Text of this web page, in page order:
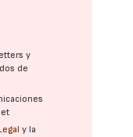
y
de
y la